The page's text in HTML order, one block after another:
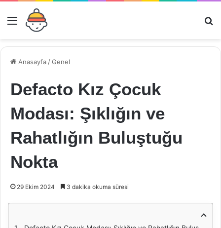
Menü
Anasayfa /Genel
Defacto Kız Çocuk
Modası: Şıklığın ve
Rahatlığın Buluştuğu
Nokta
29 Ekim 2024 3 dakika okuma süresi